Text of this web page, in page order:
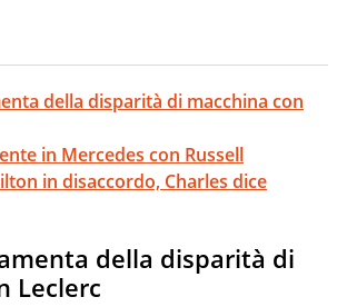
della disparità di macchina con
in Mercedes con Russell
in disaccordo, Charles dice
della disparità di
Leclerc